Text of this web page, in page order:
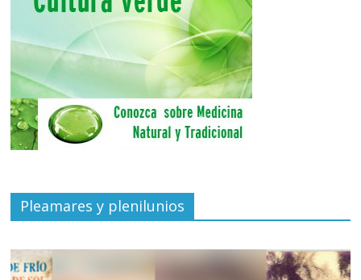
Pleamares y plenilunios